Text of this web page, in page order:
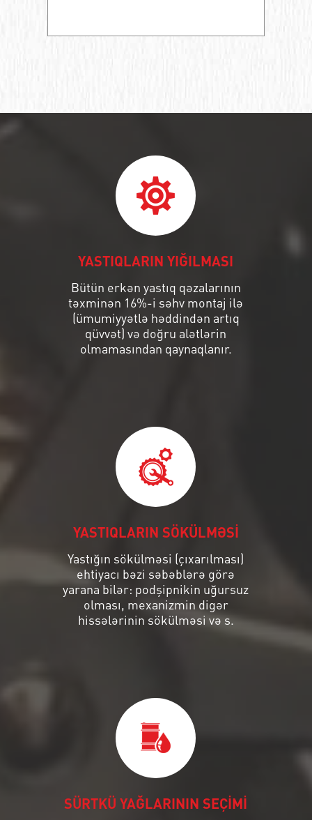
YASTIQLARIN YIĞILMASI
Bütün erkən yastıq qəzalarının
təxminən 16%-i səhv montaj ilə
(ümumiyyətlə həddindən artıq
qüvvət) və doğru alətlərin
olmamasından qaynaqlanır.
YASTIQLARIN SÖKÜLMƏSİ
Yastığın sökülməsi (çıxarılması)
ehtiyacı bəzi səbəblərə görə
yarana bilər: podşipnikin uğursuz
olması, mexanizmin digər
hissələrinin sökülməsi və s.
SÜRTKÜ YAĞLARININ SEÇİMİ